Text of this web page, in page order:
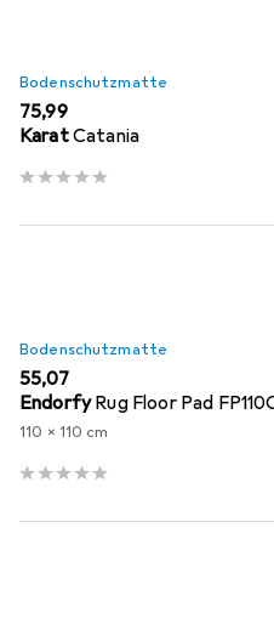
Bodenschutzmatte
EUR
75,99
KaratCatania
Bodenschutzmatte
EUR
55,07
EndorfyRug Floor Pad
110 x 110 cm